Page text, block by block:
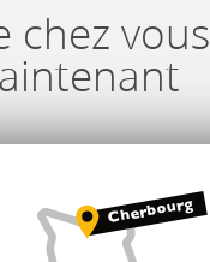
chez vous